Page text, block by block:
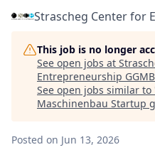
Strascheg Center for
This job is no longer
See open jobs at
Entrepreneurship
See open jobs similar to
Maschinenbau Startup
Posted on Jun 13, 2026